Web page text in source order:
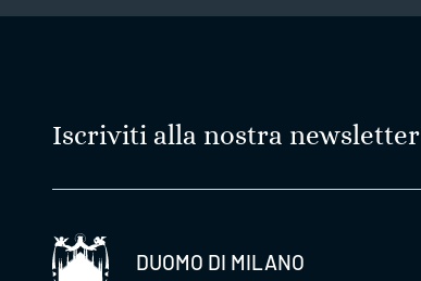
Iscriviti alla nostra newsletter
DUOMO DI MILANO